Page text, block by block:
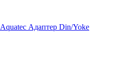
Aquatec Адаптер Din/Yoke